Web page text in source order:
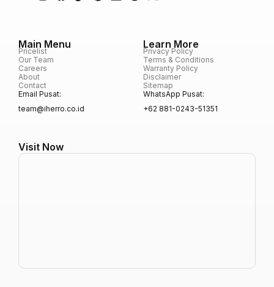
Main Menu
Pricelist
Our Team
Careers
About
Contact
Email Pusat:
team@iherro.co.id
Learn More
Privacy Policy
Terms & Conditions
Warranty Policy
Disclaimer
Sitemap
WhatsApp Pusat:
+62 881-0243-51351
Visit Now